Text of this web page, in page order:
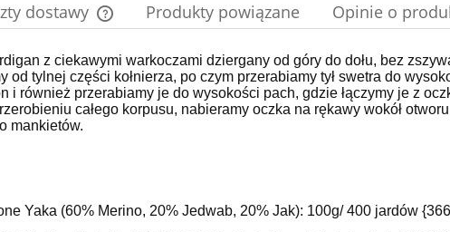
dostawy
Cena nie zawiera ewentualnych kosztów
płatności
Produkty powiązane Opinie o
z ciekawymi warkoczami dziergany od góry do dołu, bez
od tylnej części kołnierza, po czym przerabiamy tył swetra do
i również przerabiamy je do wysokości pach, gdzie łączymy je z
całego korpusu, nabieramy oczka na rękawy wokół
mankietów.
Yaka (60% Merino, 20% Jedwab, 20% Jak): 100g/ 400 jardów